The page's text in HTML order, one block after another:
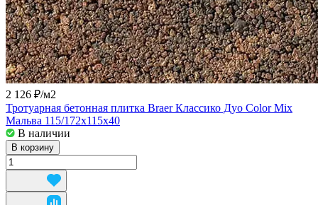
2 126 ₽/м2
Тротуарная бетонная плитка Braer Классико Дуо Color Mix
Мальва 115/172x115x40
В наличии
В корзину